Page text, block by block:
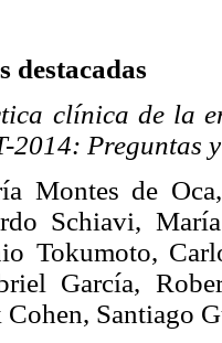
destacadas
clínica de la
2014: Preguntas
Montes de
Schiavi,
Tokumoto,
García,
Santiago